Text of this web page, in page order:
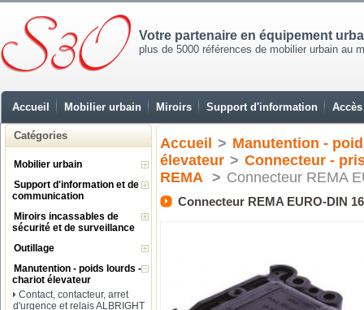
Votre partenaire en équipement
plus de 5000 références de mobilier urbain au
Accueil Mobilier urbain Miroirs Support d'information
Catégories
Mobilier urbain
Support d'information et de
communication
Miroirs incassables de
sécurité et de surveillance
Outillage
Manutention - poids lourds -
chariot élevateur
Contact, contacteur, arret
d'urgence et relais ALBRIGHT
Accueil > Manutention -
élevateur > Connecteur -
REMA > Connecteur REMA
Connecteur REMA EURO-DIN